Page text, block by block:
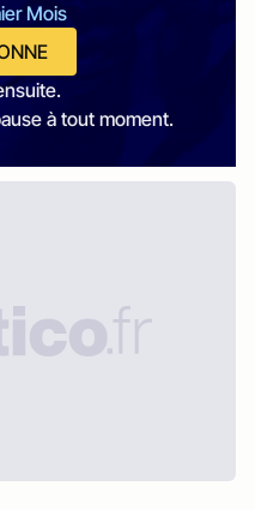
Mois
à tout moment.